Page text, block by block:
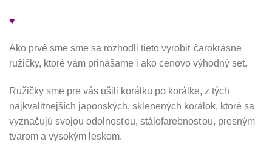
♥
Ako prvé sme sme sa rozhodli tieto vyrobiť čarokrásne
ružičky, ktoré vám prinášame i ako cenovo výhodný set.
Ružičky sme pre vás ušili korálku po korálke, z tých
najkvalitnejších japonských, sklenených korálok, ktoré sa
vyznačujú svojou odolnosťou, stálofarebnosťou, presným
tvarom a vysokým leskom.